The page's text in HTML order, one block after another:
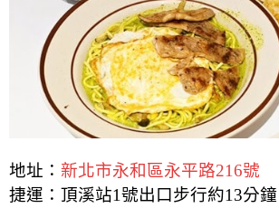
地址： 新北市永和區永平路216號
捷運：頂溪站1號出口步行約13分鐘